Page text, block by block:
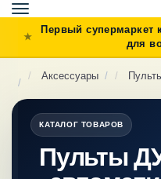
Toggle
navigation
Первый супермаркет
для
Аксессуары
КАТАЛОГ ТОВАРОВ
Пульты